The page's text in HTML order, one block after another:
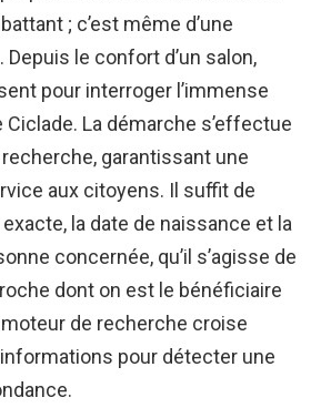
; c’est même d’une
le confort d’un salon,
pour interroger l’immense
La démarche s’effectue
garantissant une
aux citoyens. Il suffit de
la date de naissance et la
concernée, qu’il s’agisse de
dont on est le bénéficiaire
moteur de recherche croise
pour détecter une